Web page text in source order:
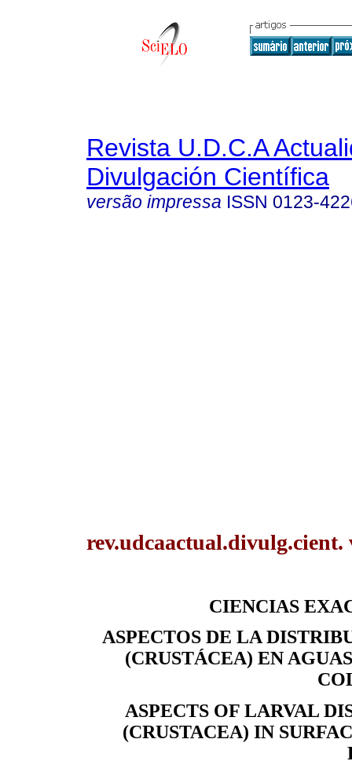
Revista U.D.C.A
Divulgación Científica
versão impressa ISSN 0123-
CIENCIAS
ASPECTOS DE LA
(CRUSTÁCEA) EN
ASPECTS OF LARVAL
(CRUSTACEA) IN